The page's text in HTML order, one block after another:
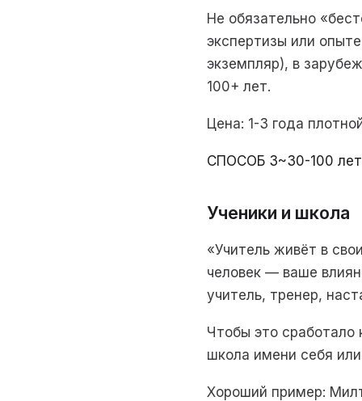
Не обязательно
экспертизы или
экземпляр), в
100+ лет.
Цена: 1-3 года
СПОСОБ 3~30-100 лет
Ученики и школа
«Учитель живёт в
человек — ваше
учитель, тренер,
Чтобы это
школа имени себя
Хороший пример: